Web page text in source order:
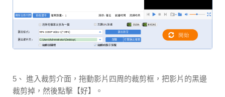
5、 進入裁剪介面，拖動影片四周的裁剪框，把影片的黑邊
裁剪掉，然後點擊【好】。